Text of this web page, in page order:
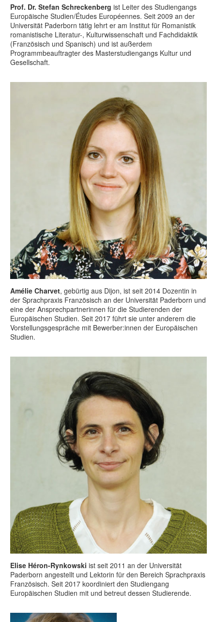
Prof. Dr. Stefan Schreckenberg ist Leiter des Studiengangs
Europäische Studien/Études Européennes. Seit 2009 an der
Universität Paderborn tätig lehrt er am Institut für Romanistik
romanistische Literatur-, Kulturwissenschaft und Fachdidaktik
(Französisch und Spanisch) und ist außerdem
Programmbeauftragter des Masterstudiengangs Kultur und
Gesellschaft.
Amélie Charvet, gebürtig aus Dijon, ist seit 2014 Dozentin in
der Sprachpraxis Französisch an der Universität Paderborn und
eine der Ansprechpartnerinnen für die Studierenden der
Europäischen Studien. Seit 2017 führt sie unter anderem die
Vorstellungsgespräche mit Bewerber:innen der Europäischen
Studien.
Elise Héron-Rynkowski ist seit 2011 an der Universität
Paderborn angestellt und Lektorin für den Bereich Sprachpraxis
Französisch. Seit 2017 koordiniert den Studiengang
Europäischen Studien mit und betreut dessen Studierende.